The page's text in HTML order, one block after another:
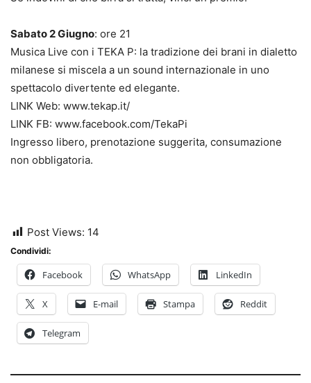
Sabato 2 Giugno: ore 21
Musica Live con i TEKA P: la tradizione dei brani in dialetto
milanese si miscela a un sound internazionale in uno
spettacolo divertente ed elegante.
LINK Web: www.tekap.it/
LINK FB: www.facebook.com/TekaPi
Ingresso libero, prenotazione suggerita, consumazione
non obbligatoria.
Post Views: 14
Condividi:
Facebook WhatsApp LinkedIn
X E-mail Stampa Reddit
Telegram